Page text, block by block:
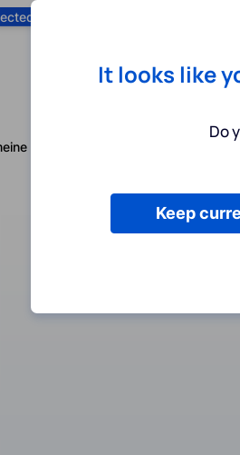
you are using
Geschäftsbedingungen
It looks like
Do
Keep